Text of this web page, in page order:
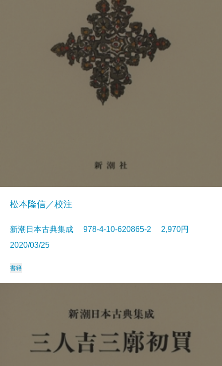
松本隆信／校注
新潮日本古典集成 978-4-10-620865-2 2,970円
2020/03/25
書籍